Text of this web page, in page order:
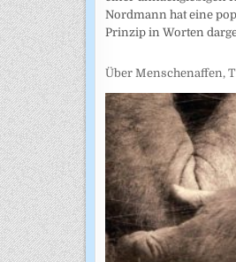
Nordmann hat eine
Prinzip in Worten
Über Menschenaffen,